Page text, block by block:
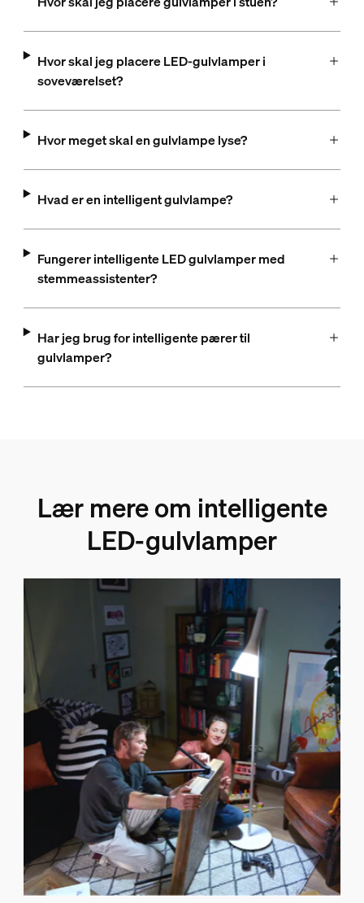
Hvor skal jeg placere LED-gulvlamper i
soveværelset?
Hvor meget skal en gulvlampe lyse?
Hvad er en intelligent gulvlampe?
Fungerer intelligente LED gulvlamper med
stemmeassistenter?
Har jeg brug for intelligente pærer til
gulvlamper?
Lær mere om intelligente
LED-gulvlamper